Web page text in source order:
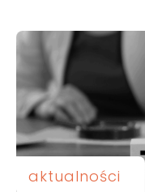
aktualności